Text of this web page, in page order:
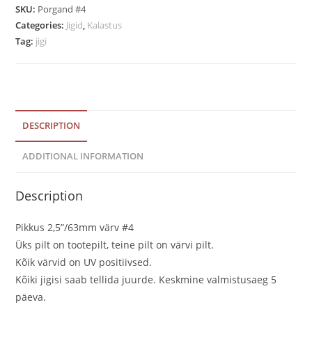
10tk
pakis
#4
SKU: Porgand #4
Categories: Jigid, Kalastus
Tag: jigi
DESCRIPTION
ADDITIONAL INFORMATION
Description
Pikkus 2,5”/63mm värv #4
Üks pilt on tootepilt, teine pilt on värvi pilt.
Kõik värvid on UV positiivsed.
Kõiki jigisi saab tellida juurde. Keskmine valmistusaeg 5
päeva.